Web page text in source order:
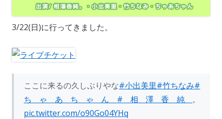
3/22(日)に行ってきました。
ここに来るの久しぶりやな#小出美里#竹ちなみ#
ちゃあちゃん #相澤香純 。
pic.twitter.com/o90Go04YHq